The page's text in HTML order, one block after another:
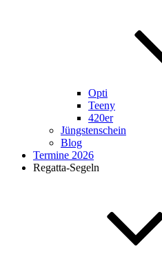
Opti
Teeny
420er
Jüngstenschein
Blog
Termine 2026
Regatta-Segeln